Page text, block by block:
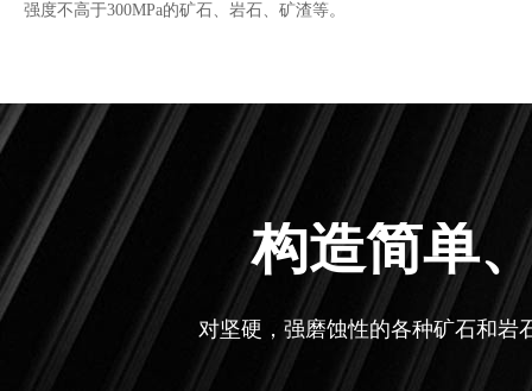
强度不高于300MPa的矿石、岩石、矿渣等。
构造简单
对坚硬，强磨蚀性的各种矿石和岩